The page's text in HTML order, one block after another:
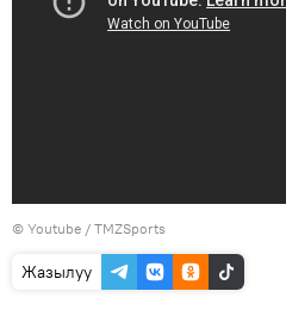
© Youtube / TMZSports
Жазылуу